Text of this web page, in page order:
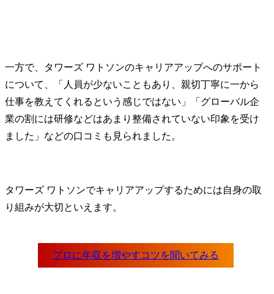
一方で、タワーズ ワトソンのキャリアアップへのサポート
について、「人員が少ないこともあり、親切丁寧に一から
仕事を教えてくれるという感じではない」「グローバル企
業の割には研修などはあまり整備されていない印象を受け
ました」などの口コミも見られました。
タワーズ ワトソンでキャリアアップするためには自身の取
り組みが大切といえます。